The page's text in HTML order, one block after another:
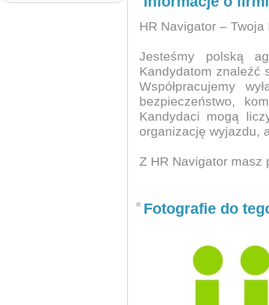
HR Navigator –
Jesteśmy polską
Kandydatom znaleźć
Współpracujemy
bezpieczeństwo,
Kandydaci mogą
organizację wyjazdu,
Z HR Navigator masz
Fotografie do